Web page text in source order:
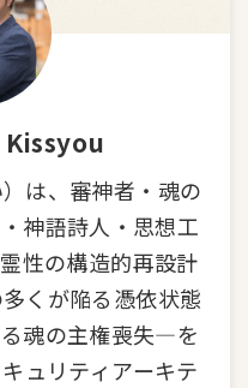
Kissyou
は、審神者・魂の
神語詩人・思想工
性の構造的再設計
くが陥る憑依状態
魂の主権喪失—を
ュリティアーキテ